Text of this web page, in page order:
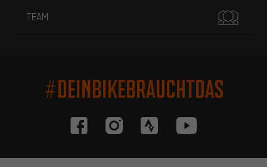
TEAM
#DEINBIKEBRAUCHTDAS